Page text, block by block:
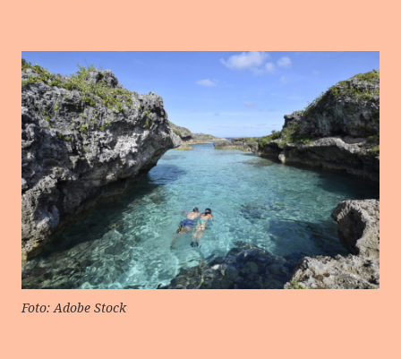
Foto: Adobe Stock